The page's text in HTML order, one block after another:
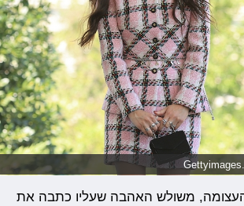
משולש האהבה שעליו כתבה את